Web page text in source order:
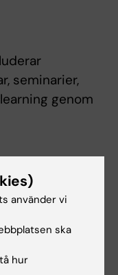
seminarier,
genom
om och i så
Innan
frånvaro i
använder vi
ska
hur